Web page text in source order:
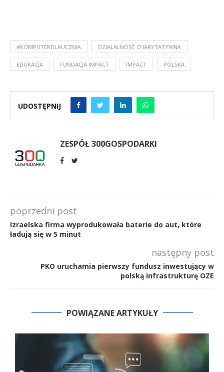
#KOMPUTERDLAUCZNIA DZIAŁALNOŚĆ CHARYTATYWNA
EDUKACJA FUNDACJA IMPACT IMPACT POLSKA
UDOSTĘPNIJ
ZESPÓŁ 300GOSPODARKI
poprzedni post
Izraelska firma wyprodukowała baterie do aut, które
ładują się w 5 minut
następny post
PKO uruchamia pierwszy fundusz inwestujący w
polską infrastrukturę OZE
POWIĄZANE ARTYKUŁY